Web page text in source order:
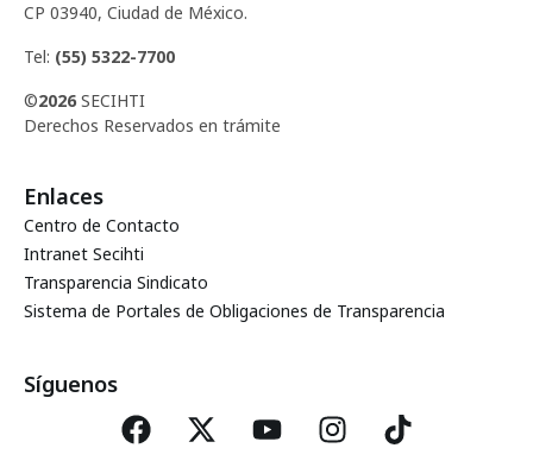
CP 03940, Ciudad de México.
Tel: (55) 5322-7700
©2026 SECIHTI
Derechos Reservados en trámite
Enlaces
Centro de Contacto
Intranet Secihti
Transparencia Sindicato
Sistema de Portales de Obligaciones de Transparencia
Síguenos